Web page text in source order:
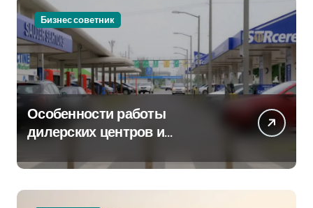
Бизнес советник
Особенности работы
дилерских центров и
крупных проспектах